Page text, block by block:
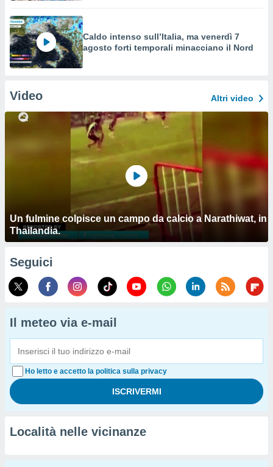
Caldo intenso sull’Italia, ma venerdì 7
agosto forti temporali minacciano il Nord
Video Altri video
Un fulmine colpisce un campo da calcio a Narathiwat, in
Thailandia.
Seguici
Il meteo via e-mail
Ho letto e accetto la politica sulla privacy
Località nelle vicinanze